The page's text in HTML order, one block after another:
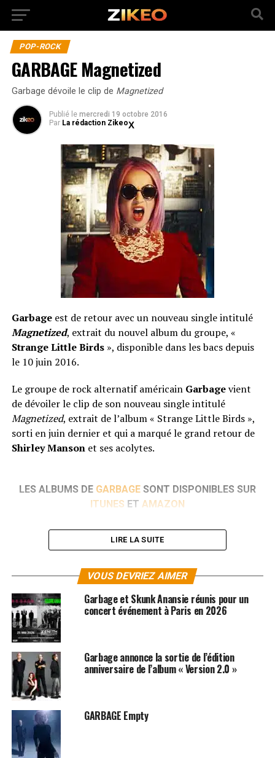
POP-ROCK
GARBAGE Magnetized
Garbage dévoile le clip de Magnetized
Publié le mercredi 19 octobre 2016
Par La rédaction Zikeo
Garbageest de retour avec un nouveau single intitulé
Magnetized, extrait du nouvel album du groupe, «
Strange Little Birds», disponible dans les bacs depuis
le 10 juin 2016.
Le groupe de rock alternatif américain Garbagevient
de dévoiler le clip de son nouveau single intitulé
Magnetized, extrait de l’album « Strange Little Birds »,
sorti en juin dernier et qui a marqué le grand retour de
Shirley Mansonet ses acolytes.
LES ALBUMS DE GARBAGESONT DISPONIBLES SUR
ITUNES ET AMAZON
SUJETS ASSOCIÉS:
LIRE LA SUITE
VOUS DEVRIEZ AIMER
Garbage et Skunk Anansie réunis pour un
concert événement à Paris en 2026
Garbage annonce la sortie de l’édition
anniversaire de l’album « Version 2.0 »
GARBAGE Empty